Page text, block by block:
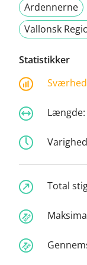
Ardennerne
Vallonsk
Statistikker
Længde:
Total